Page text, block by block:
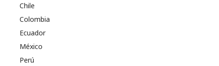
Chile
Colombia
Ecuador
México
Perú